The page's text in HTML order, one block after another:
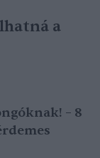
a
– 8